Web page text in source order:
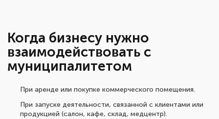
Когда бизнесу нужно
взаимодействовать с
муниципалитетом
При аренде или покупке коммерческого помещения.
При запуске деятельности, связанной с клиентами или
продукцией (салон, кафе, склад, медцентр).